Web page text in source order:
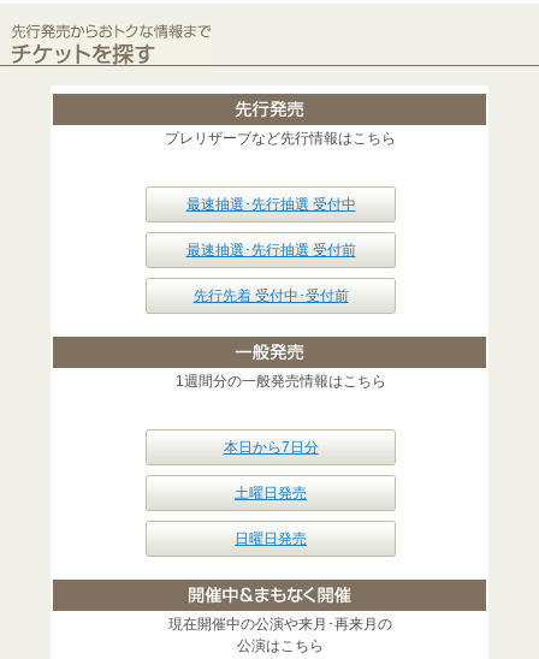
プレリザーブなど先行情報はこちら
最速抽選･先行抽選 受付中
最速抽選･先行抽選 受付前
先行先着 受付中･受付前
1週間分の一般発売情報はこちら
本日から7日分
土曜日発売
日曜日発売
現在開催中の公演や来月･再来月の
公演はこちら